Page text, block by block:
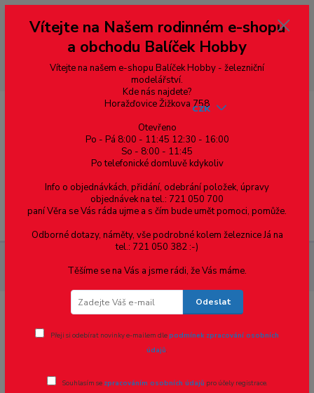
--- pro zákazníky ze Slovenska a jiných zemí, pokud chcete platit v eurech
přepněte si e-shop na euro 💶 pro přepočet měny - pravý horní roh ---
dobírky – pokud si z nějakého důvodu zásilku nevyzvednete, bude po
domluvě zaslána znovu s opětovnou platbou za poštovné, v opačném
případě bude zrušena a účet přidán na blacklist a rušeny následující
objednávky.
Menu
CZK
bílá, MTB
Vítejte na Našem rodinném e-shopu
a obchodu Balíček Hobby
Vítejte na našem e-shopu Balíček Hobby - železniční
modelářství.
Kde nás najdete?
Horažďovice Žižkova 758
Otevřeno
Po - Pá 8:00 - 11:45 12:30 - 16:00
So - 8:00 - 11:45
Po telefonické domluvě kdykoliv
Info o objednávkách, přidání, odebrání položek, úpravy
objednávek na tel.: 721 050 700
paní Věra se Vás ráda ujme a s čím bude umět pomoci, pomůže.
Odborné dotazy, náměty, vše podrobné kolem železnice Já na
tel.: 721 050 382 :-)
Těšíme se na Vás a jsme rádi, že Vás máme.
Odeslat
Přeji si odebírat novinky e-mailem dlepodmínek zpracování osobních
údajů.
Souhlasím se zpracováním osobních údajů pro účely registrace.